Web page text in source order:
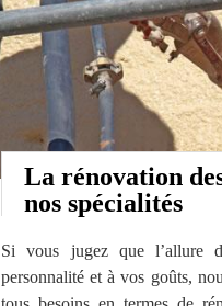
La rénovation
nos spécialités
Si vous jugez que l’allure
personnalité et à vos goûts,